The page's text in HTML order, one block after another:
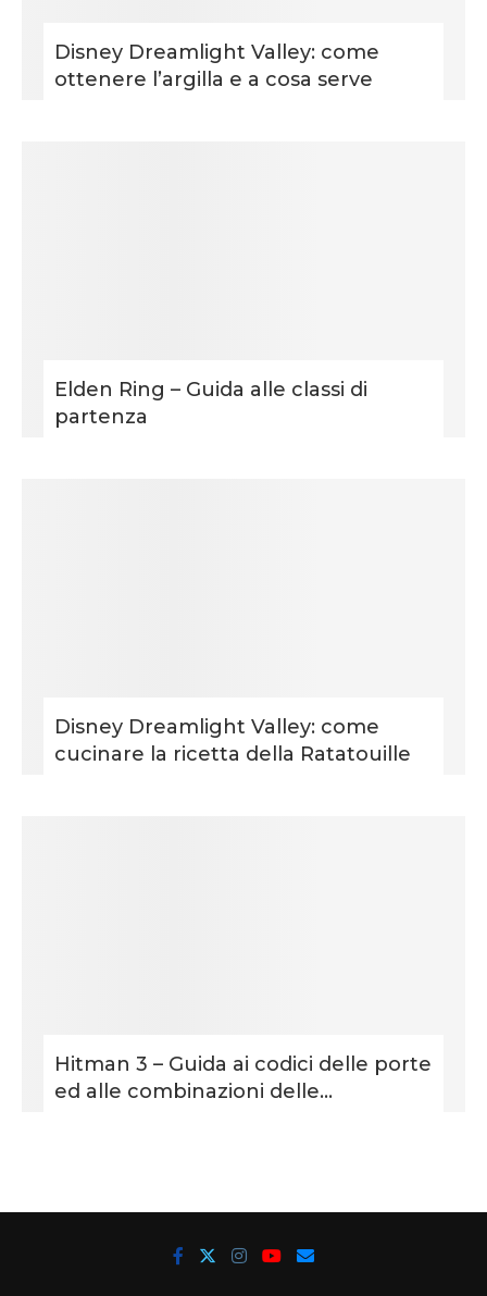
Disney Dreamlight Valley: come
ottenere l’argilla e a cosa serve
Elden Ring – Guida alle classi di
partenza
Disney Dreamlight Valley: come
cucinare la ricetta della Ratatouille
Hitman 3 – Guida ai codici delle porte
ed alle combinazioni delle...